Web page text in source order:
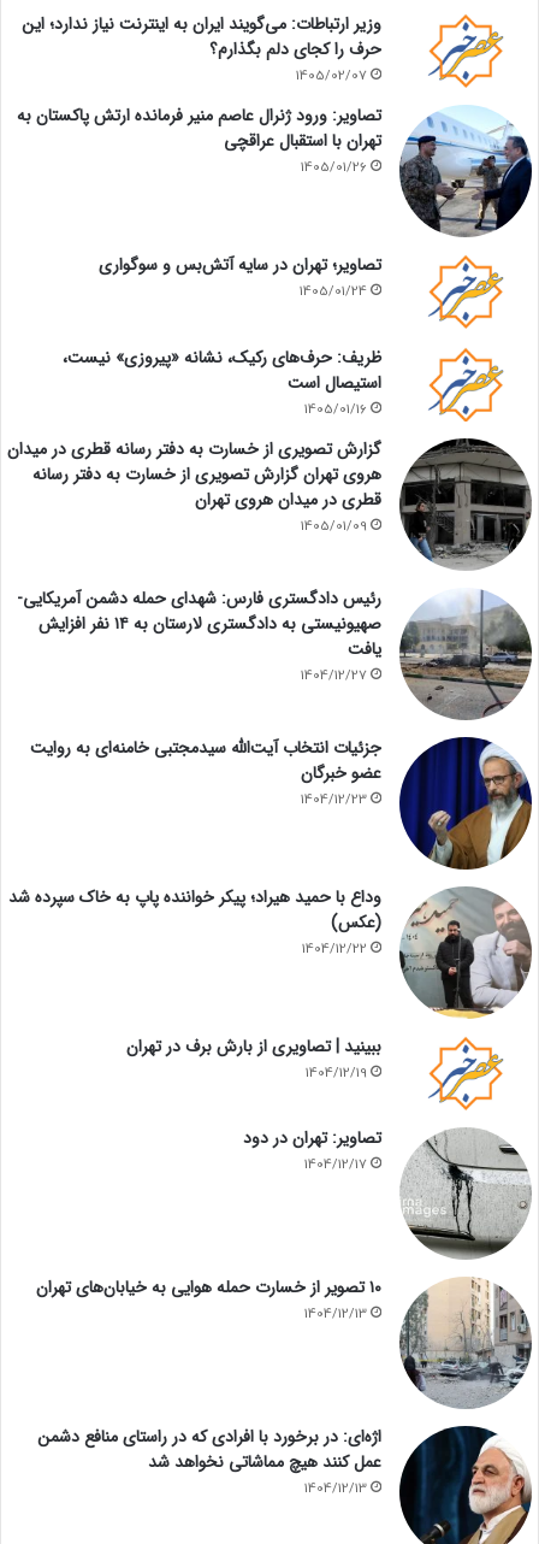
وزیر ارتباطات: می‌گویند ایران به اینترنت نیاز ندارد؛ این
حرف را کجای دلم بگذارم؟
1405/02/07
تصاویر: ورود ژنرال عاصم منیر فرمانده ارتش پاکستان به
تهران با استقبال عراقچی
1405/01/26
تصاویر؛ تهران در سایه آتش‌بس و سوگواری
1405/01/24
ظریف: حرف‌های رکیک، نشانه «پیروزی» نیست،
استیصال است
1405/01/16
گزارش تصویری از خسارت به دفتر رسانه قطری در میدان
هروی تهران گزارش تصویری از خسارت به دفتر رسانه
قطری در میدان هروی تهران
1405/01/09
رئیس دادگستری فارس: شهدای حمله دشمن آمریکایی-
صهیونیستی به دادگستری لارستان به ۱۴ نفر افزایش
یافت
1404/12/27
جزئیات انتخاب آیت‌الله سیدمجتبی خامنه‌ای به روایت
عضو خبرگان
1404/12/23
وداع با حمید هیراد؛ پیکر خواننده پاپ به خاک سپرده شد
(عکس)
1404/12/22
ببینید | تصاویری از بارش برف در تهران
1404/12/19
تصاویر: تهران در دود
1404/12/17
۱۰ تصویر از خسارت حمله هوایی به خیابان‌های تهران
1404/12/13
اژه‌ای: در برخورد با افرادی که در راستای منافع دشمن
عمل کنند هیچ مماشاتی نخواهد شد
1404/12/13